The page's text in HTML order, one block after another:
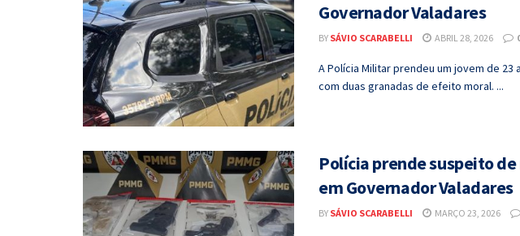
Governador Valadares
BY SÁVIO SCARABELLI ABRIL 28, 2026
A Polícia Militar prendeu um jovem de 23
com duas granadas de efeito moral. ...
Polícia prende suspeito
em Governador Valadares
BY SÁVIO SCARABELLI MARÇO 23, 2026